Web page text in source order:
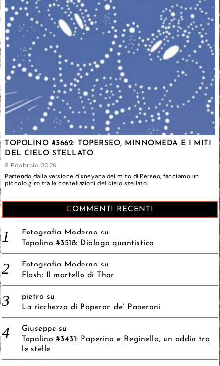
TOPOLINO #3662: TOPERSEO, MINNOMEDA E I MITI
DEL CIELO STELLATO
8 Febbraio 2026
Partendo dalla versione disneyana del mito di Perseo, facciamo un
piccolo giro tra le costellazioni del cielo stellato.
COMMENTI RECENTI
Fotografia Moderna su
Topolino #3518: Dialogo quantistico
Fotografia Moderna su
Flash: Il martello di Thor
pietro su
La ricchezza di Paperon de’ Paperoni
Giuseppe su
Topolino #3431: Paperino e Reginella, un addio tra
le stelle